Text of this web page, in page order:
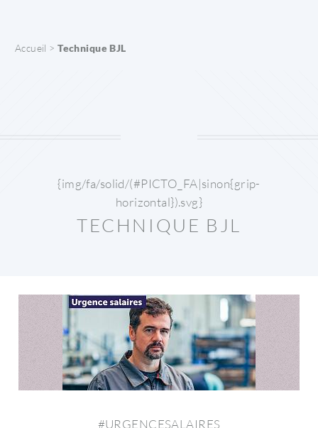
Accueil > Technique BJL
{img/fa/solid/(#PICTO_FA|sinon{grip-
horizontal}).svg}
TECHNIQUE BJL
#URGENCESALAIRES